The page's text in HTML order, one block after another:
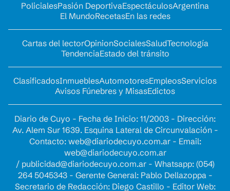
PolicialesPasión DeportivaEspectáculosArgentina
El MundoRecetasEn las redes
Cartas del lectorOpinionSocialesSaludTecnología
TendenciaEstado del tránsito
ClasificadosInmueblesAutomotoresEmpleosServicios
Avisos Fúnebres y MisasEdictos
Diario de Cuyo - Fecha de Inicio: 11/2003 - Dirección:
Av. Alem Sur 1639. Esquina Lateral de Circunvalación -
Contacto: web@diariodecuyo.com.ar- Email:
web@diariodecuyo.com.ar
/ publicidad@diariodecuyo.com.ar- Whatsapp: (054)
264 5045343 - Gerente General: Pablo Dellazoppa -
Secretario de Redacción: Diego Castillo - Editor Web: